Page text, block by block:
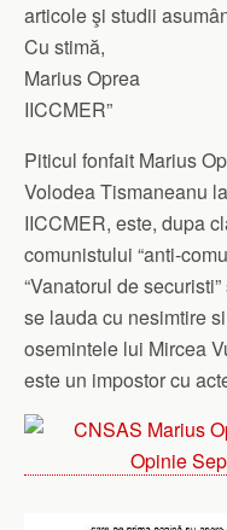
articole şi studii
Cu stimă,
Marius Oprea
IICCMER”
Piticul fonfait Marius
Volodea Tismaneanu
IICCMER, este, dupa
comunistului “anti-
“Vanatorul de
se lauda cu nesimtire
osemintele lui Mircea
este un impostor cu